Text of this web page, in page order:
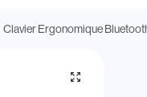
Clavier Ergonomique